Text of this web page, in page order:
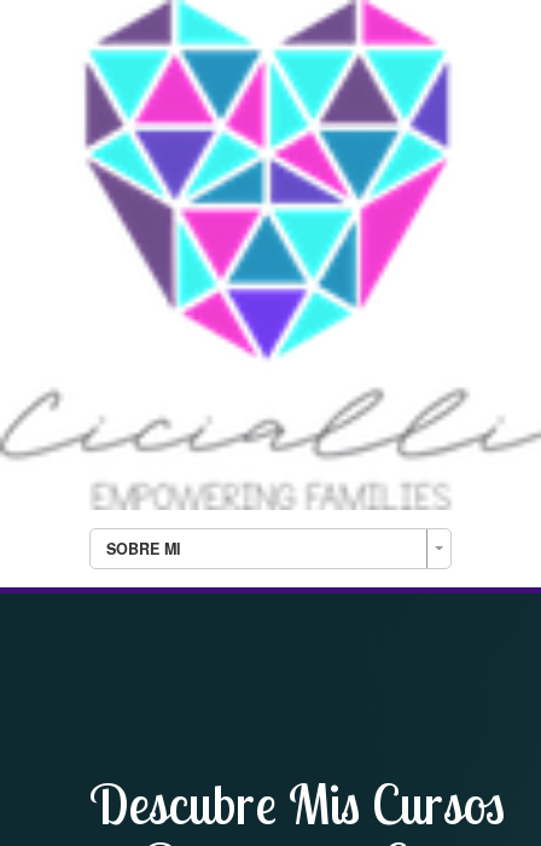
SOBRE MI
Descubre Mis Cursos